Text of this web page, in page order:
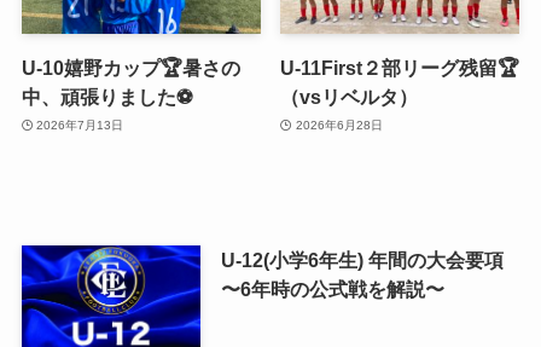
U-10嬉野カップ🏆暑さの
中、頑張りました⚽️
2026年7月13日
U-11First２部リーグ残留🏆
（vsリベルタ）
2026年6月28日
U-12(小学6年生) 年間の大会要項
〜6年時の公式戦を解説〜